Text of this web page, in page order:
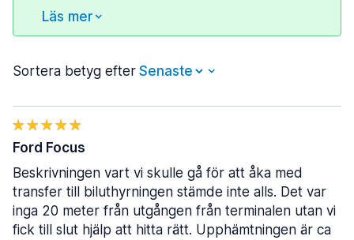
Läs mer
Sortera betyg efter
Ford Focus
Beskrivningen vart vi skulle gå för att åka med
transfer till biluthyrningen stämde inte alls. Det var
inga 20 meter från utgången från terminalen utan vi
fick till slut hjälp att hitta rätt. Upphämtningen är ca